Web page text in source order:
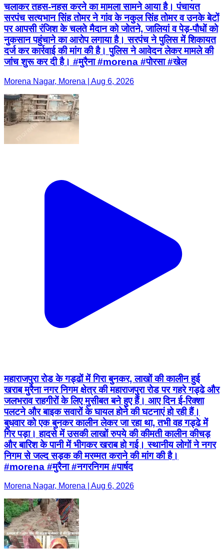
चलाकर तहस-नहस करने का मामला सामने आया है। पंचायत
सरपंच सत्यभान सिंह तोमर ने गांव के नकुल सिंह तोमर व उनके बेटों
पर आपसी रंजिश के चलते मैदान को जोतने, जालियां व पेड़-पौधों को
नुकसान पहुंचाने का आरोप लगाया है। सरपंच ने पुलिस में शिकायत
दर्ज कर कार्रवाई की मांग की है। पुलिस ने आवेदन लेकर मामले की
जांच शुरू कर दी है। #मुरैना #morena #पोरसा #खेल
Morena Nagar, Morena | Aug 6, 2026
महाराजपुरा रोड के गड्ढों में गिरा बुनकर, लाखों की कालीन हुई
खराब मुरैना नगर निगम क्षेत्र की महाराजपुरा रोड पर गहरे गड्ढे और
जलभराव राहगीरों के लिए मुसीबत बने हुए हैं। आए दिन ई-रिक्शा
पलटने और बाइक सवारों के घायल होने की घटनाएं हो रही हैं।
बुधवार को एक बुनकर कालीन लेकर जा रहा था, तभी वह गड्ढे में
गिर पड़ा। हादसे में उसकी लाखों रुपये की कीमती कालीन कीचड़
और बारिश के पानी में भीगकर खराब हो गई। स्थानीय लोगों ने नगर
निगम से जल्द सड़क की मरम्मत कराने की मांग की है।
#morena #मुरैना #नगरनिगम #पार्षद
Morena Nagar, Morena | Aug 6, 2026